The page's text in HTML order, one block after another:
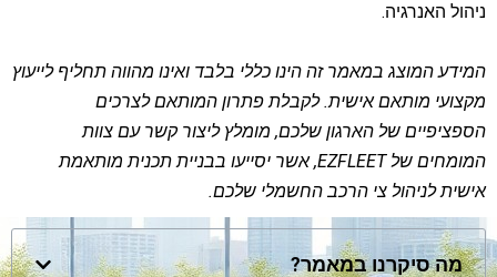
ניהול האנרגיה.
המידע המוצג במאמר זה הינו כללי בלבד ואינו מהווה תחליף לייעוץ
מקצועי מותאם אישית. לקבלת פתרון המותאם לצרכים
הספציפיים של הארגון שלכם, מומלץ ליצור קשר עם צוות
המומחים של EZFLEET, אשר יסייעו בבניית תכנית מותאמת
אישית לניהול צי הרכב החשמלי שלכם.
מה סיקרנו במאמר?